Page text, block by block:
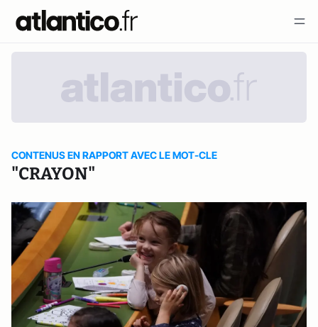
CONTENUS EN RAPPORT AVEC LE MOT-CLE
"CRAYON"